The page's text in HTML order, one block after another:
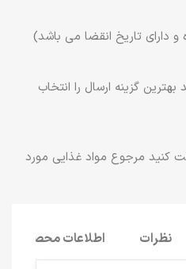
و دارای تاریخ انقضا می باشد)
گزینه ارسال را انتخاب
کنید مرجوع مواد غذایی مورد
نظرات اطلاعات محصول